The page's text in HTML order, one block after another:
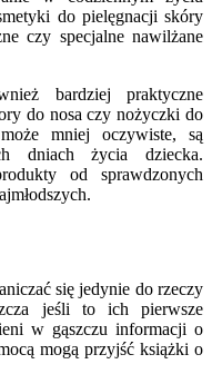
do pielęgnacji skóry
czy specjalne nawilżane
bardziej praktyczne
do nosa czy nożyczki do
mniej oczywiste, są
dniach życia dziecka.
od sprawdzonych
się jedynie do rzeczy
jeśli to ich pierwsze
w gąszczu informacji o
mogą przyjść książki o